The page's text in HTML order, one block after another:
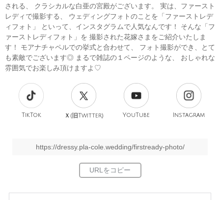
される、 クラシカルな白亜の宮殿がございます。 実は、ファースト
レディで撮影する、 ウェディングフォトのことを「ファーストレデ
ィフォト」 といって、インスタグラムで人気なんです！ そんな「フ
ァーストレディフォト」を 撮影された花嫁さまをご紹介いたしま
す！ モアナチャペルでの挙式と合わせて、 フォト撮影ができ、とて
も素敵でございます◎ まるで雑誌の１ページのような、 おしゃれな
雰囲気でお楽しみ頂けますよ♡
TikTok Ｘ(旧Twitter) YouTube Instagram
https://dressy.pla-cole.wedding/firstready-photo/